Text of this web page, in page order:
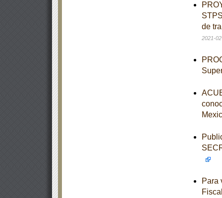
de
2021-
Para